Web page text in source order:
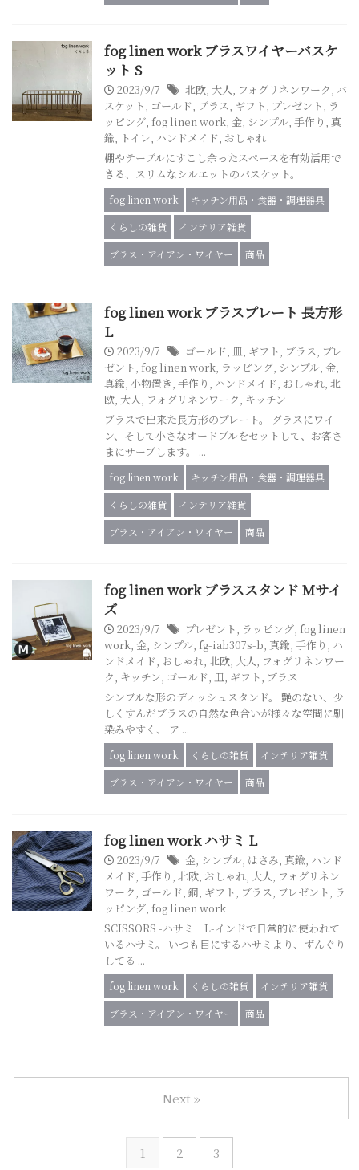
fog linen work ブラスワイヤーバスケ
ット S
2023/9/7 北欧, 大人, フォグリネンワーク, バ
スケット, ゴールド, ブラス, ギフト, プレゼント, ラ
ッピング, fog linen work, 金, シンプル, 手作り , 真
鍮, トイレ, ハンドメイド, おしゃれ
棚やテーブルにすこし余ったスペースを有効活用で
きる、スリムなシルエットのバスケット。
fog linen work
キッチン用品・食器・調理器具
くらしの雑貨
インテリア雑貨
ブラス・アイアン・ワイヤー
商品
fog linen work ブラスプレート 長方形
L
2023/9/7 ゴールド, 皿, ギフト, ブラス, プレ
ゼント, fog linen work, ラッピング, シンプル, 金,
真鍮, 小物置き, 手作り , ハンドメイド, おしゃれ, 北
欧, 大人, フォグリネンワーク, キッチン
ブラスで出来た長方形のプレート。 グラスにワイ
ン、そして小さなオードブルをセットして、お客さ
まにサーブします。 ...
fog linen work
キッチン用品・食器・調理器具
くらしの雑貨
インテリア雑貨
ブラス・アイアン・ワイヤー
商品
fog linen work ブラススタンド Mサイ
ズ
2023/9/7 プレゼント, ラッピング, fog linen
work, 金, シンプル, fg-iab307s-b, 真鍮, 手作り , ハ
ンドメイド, おしゃれ, 北欧, 大人, フォグリネンワー
ク, キッチン, ゴールド, 皿, ギフト, ブラス
シンプルな形のディッシュスタンド。 艶のない、少
しくすんだブラスの自然な色合いが様々な空間に馴
染みやすく、 ア ...
fog linen work くらしの雑貨
インテリア雑貨
ブラス・アイアン・ワイヤー
商品
fog linen work ハサミ L
2023/9/7 金, シンプル, はさみ, 真鍮, ハンド
メイド, 手作り , 北欧, おしゃれ, 大人, フォグリネン
ワーク, ゴールド, 銅, ギフト, ブラス, プレゼント, ラ
ッピング, fog linen work
SCISSORS -ハサミ L-インドで日常的に使われて
いるハサミ。 いつも目にするハサミより、ずんぐり
してる ...
fog linen work くらしの雑貨
インテリア雑貨
ブラス・アイアン・ワイヤー
商品
1 2 3
Next »